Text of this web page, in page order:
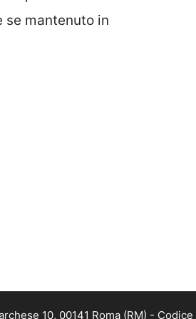
se mantenuto in
10, 00141 Roma (RM) -